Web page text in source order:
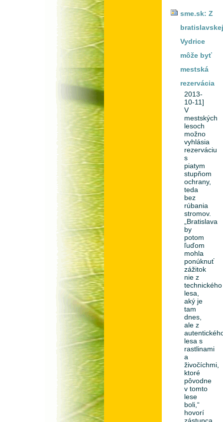
sme.sk: Z
bratislavskej
Vydrice
môže byť
mestská
rezervácia
2013-
10-11]
V
mestských
lesoch
možno
vyhlásia
rezerváciu
s
piatym
stupňom
ochrany,
teda
bez
rúbania
stromov.
„Bratislava
by
potom
ľuďom
mohla
ponúknuť
zážitok
nie z
technického
lesa,
aký je
tam
dnes,
ale z
lesa s
rastlinami
a
živočíchmi,
ktoré
pôvodne
v tomto
lese
boli,“
hovorí